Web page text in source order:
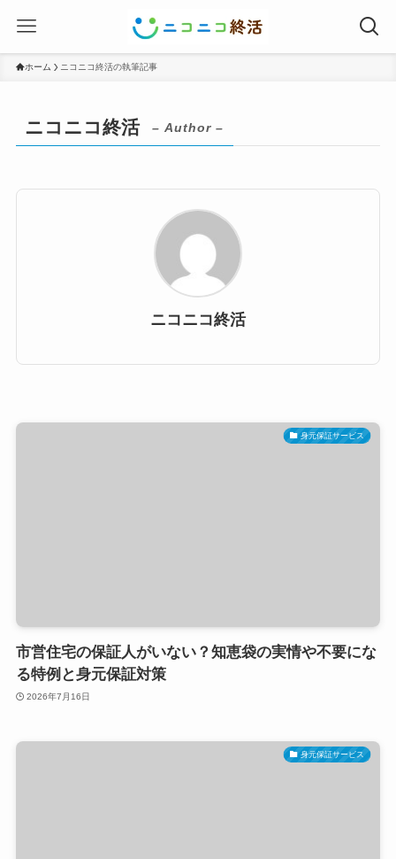
ホーム ニコニコ終活の執筆記事
ニコニコ終活 – Author –
ニコニコ終活
身元保証サービス
市営住宅の保証人がいない？知恵袋の実情や不要にな
る特例と身元保証対策
2026年7月16日
身元保証サービス